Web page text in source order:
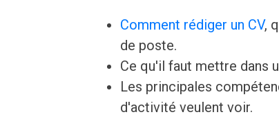
Comment rédiger un CV,
de poste.
Ce qu'il faut mettre dans
Les principales
d'activité veulent voir.